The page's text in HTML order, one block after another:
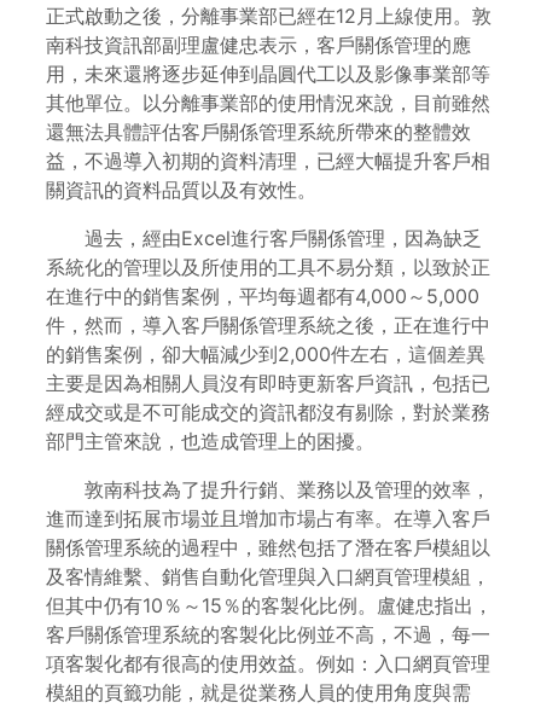
正式啟動之後，分離事業部已經在12月上線使用。敦
南科技資訊部副理盧健忠表示，客戶關係管理的應
用，未來還將逐步延伸到晶圓代工以及影像事業部等
其他單位。以分離事業部的使用情況來說，目前雖然
還無法具體評估客戶關係管理系統所帶來的整體效
益，不過導入初期的資料清理，已經大幅提升客戶相
關資訊的資料品質以及有效性。
過去，經由Excel進行客戶關係管理，因為缺乏
系統化的管理以及所使用的工具不易分類，以致於正
在進行中的銷售案例，平均每週都有4,000～5,000
件，然而，導入客戶關係管理系統之後，正在進行中
的銷售案例，卻大幅減少到2,000件左右，這個差異
主要是因為相關人員沒有即時更新客戶資訊，包括已
經成交或是不可能成交的資訊都沒有剔除，對於業務
部門主管來說，也造成管理上的困擾。
敦南科技為了提升行銷、業務以及管理的效率，
進而達到拓展市場並且增加市場占有率。在導入客戶
關係管理系統的過程中，雖然包括了潛在客戶模組以
及客情維繫、銷售自動化管理與入口網頁管理模組，
但其中仍有10％～15％的客製化比例。盧健忠指出，
客戶關係管理系統的客製化比例並不高，不過，每一
項客製化都有很高的使用效益。例如：入口網頁管理
模組的頁籤功能，就是從業務人員的使用角度與需